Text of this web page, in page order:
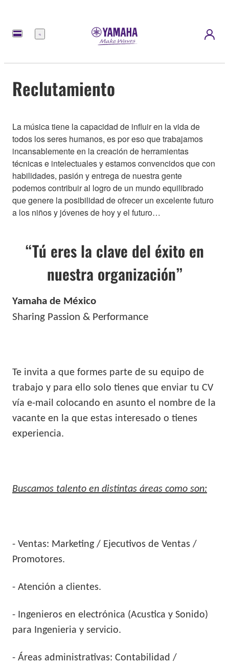
Menú
Reclutamiento
La música tiene la capacidad de influir en la vida de
todos los seres humanos, es por eso que trabajamos
incansablemente en la creación de herramientas
técnicas e intelectuales y estamos convencidos que con
habilidades, pasión y entrega de nuestra gente
podemos contribuir al logro de un mundo equilibrado
que genere la posibilidad de ofrecer un excelente futuro
a los niños y jóvenes de hoy y el futuro…
“Tú eres la clave del éxito en
nuestra organización”
Yamaha de México
Sharing Passion & Performance
Te invita a que formes parte de su equipo de
trabajo y para ello solo tienes que enviar tu CV
vía e-mail colocando en asunto el nombre de la
vacante en la que estas interesado o tienes
experiencia.
Buscamos talento en distintas áreas como son:
- Ventas: Marketing / Ejecutivos de Ventas /
Promotores.
- Atención a clientes.
- Ingenieros en electrónica (Acustica y Sonido)
para Ingenieria y servicio.
- Áreas administrativas: Contabilidad /